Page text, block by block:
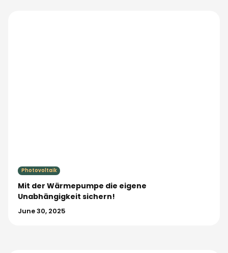
Photovoltaik
Mit der Wärmepumpe die eigene
Unabhängigkeit sichern!
June 30, 2025